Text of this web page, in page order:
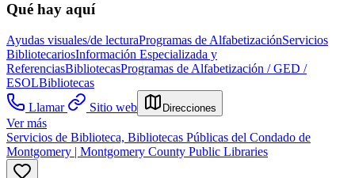
Qué hay aquí
Ayudas visuales/de lecturaProgramas de AlfabetizaciónServicios
BibliotecariosInformación Especializada y
ReferenciasBibliotecasProgramas de Alfabetización / GED /
ESOLBibliotecas
Llamar
Sitio web Direcciones
Ver más
Servicios de Biblioteca, Bibliotecas Públicas del Condado de
Montgomery | Montgomery County Public Libraries